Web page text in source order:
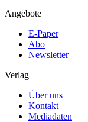
Angebote
E-Paper
Abo
Newsletter
Verlag
Über uns
Kontakt
Mediadaten